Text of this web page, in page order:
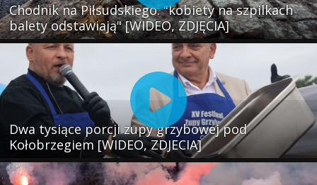
Chodnik na Piłsudskiego: "kobiety na szpilkach
balety odstawiają" [WIDEO, ZDJĘCIA]
Dwa tysiące porcji zupy grzybowej pod
Kołobrzegiem [WIDEO, ZDJECIA]